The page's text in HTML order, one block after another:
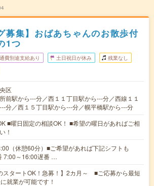
募集】おばあちゃんのお散歩付
1つ
費別途支給あり 土日祝日が休み 残業なし
区
前駅から---分／西１１丁目駅から---分／西線１１
分／西１５丁目駅から---分／幌平橋駅から---分
■曜日固定の相談OK！ ■希望の曜日があればご相
！
（休憩60分）■ご希望があれば下記シフトも
7:00～16:00遅番 …
スタートOK！急募！】2カ月～ ■ご応募から最短
就業が可能です！